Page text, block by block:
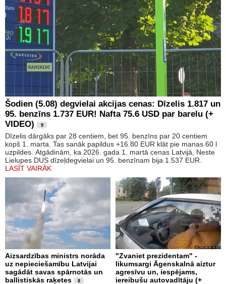
Šodien (5.08) degvielai akcijas cenas: Dīzelis 1.817 un
95. benzīns 1.737 EUR! Nafta 75.6 USD par barelu (+
VIDEO)
9
Dīzelis dārgāks par 28 centiem, bet 95. benzīns par 20 centiem
kopš 1. marta. Tas sanāk papildus +16.80 EUR klāt pie manas 60 l
uzpildes. Atgādinām, ka 2026. gada 1. martā cenas Latvijā, Neste
Lielupes DUS dīzeļdegvielai un 95. benzīnam bija 1.537 EUR.
LASĪT VAIRĀK
Aizsardzības ministrs norāda
uz nepieciešamību Latvijai
sagādāt savas spārnotās un
ballistiskās raķetes
8
"Zvaniet prezidentam" -
likumsargi Āgenskalnā aiztur
agresīvu un, iespējams,
iereibušu autovadītāju (+